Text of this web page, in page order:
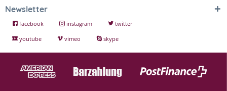
Newsletter
facebook instagram
twitter
youtube
vimeo skype